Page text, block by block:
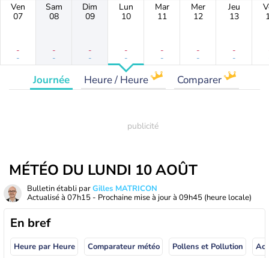
Ven
07
-
-
Sam
08
-
-
Dim
09
-
-
Lun
10
-
-
Mar
11
-
-
Mer
12
-
-
Jeu
13
-
-
Journée Heure / Heure Comparer
MÉTÉO DU LUNDI 10 AOÛT
Bulletin établi parGilles MATRICON
Actualisé à 07h15 - Prochaine mise à jour à 09h45 (heure locale)
En bref
Heure par Heure Comparateur météo Pollens et Pollution